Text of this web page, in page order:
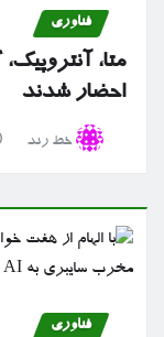
فناوری
متا،
احضار شدند
خط رند
فناوری